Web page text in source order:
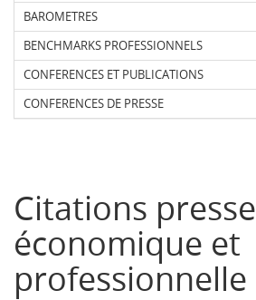
BAROMETRES
BENCHMARKS PROFESSIONNELS
CONFERENCES ET PUBLICATIONS
CONFERENCES DE PRESSE
Citations presse
économique et
professionnelle